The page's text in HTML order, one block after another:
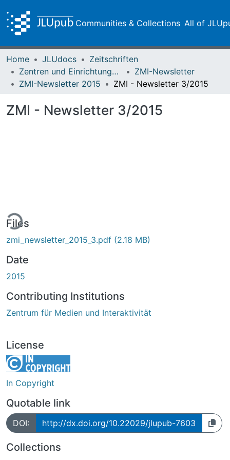
Communities & Collections All of
Home JLUdocs
Zeitschriften
Zentren und Einrichtungen der JLU
ZMI-Newsletter
ZMI-Newsletter 2015
ZMI - Newsletter 3/2015
ZMI - Newsletter 3/2015
Files
zmi_newsletter_2015_3.pdf (2.18 MB)
Date
2015
Contributing Institutions
Zentrum für Medien und Interaktivität
License
In Copyright
Quotable link
DOI: http://dx.doi.org/10.22029/jlupub-7603
Collections